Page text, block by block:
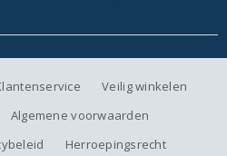
Veilig winkelen
Algemene voorwaarden
Herroepingsrecht